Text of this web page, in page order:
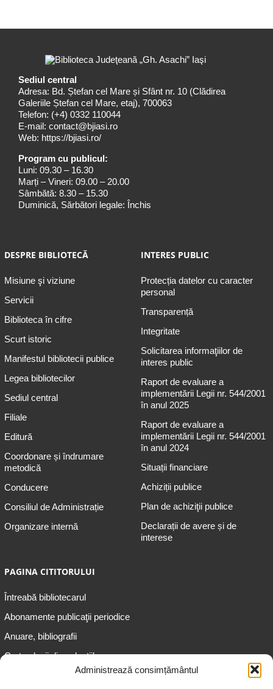
Administrează consimțământul
Sediul central
Adresa: Bd. Ștefan cel Mare și Sfânt nr. 10 (Clădirea
Galeriile Ștefan cel Mare, etaj), 700063
Telefon: (+4) 0332 110044
E-mail: contact@bjiasi.ro
Web: https://bjiasi.ro/
Program cu publicul:
Luni: 09.30 – 16.30
Marți – Vineri: 09.00 – 20.00
Sâmbătă: 8.30 – 15.30
Duminică, Sărbători legale: Închis
DESPRE BIBLIOTECĂ
Misiune şi viziune
Servicii
Biblioteca în cifre
Scurt istoric
Manifestul bibliotecii publice
Legea bibliotecilor
Sediul central
Filiale
Editură
Coordonare și îndrumare
metodică
Conducere
Consiliul de Administrație
Organizare internă
INTERES PUBLIC
Protecția datelor cu caracter
personal
Transparență
Integritate
Solicitarea informaţiilor de
interes public
Raport de evaluare a
implementării Legii nr. 544/2001
în anul 2025
Raport de evaluare a
implementării Legii nr. 544/2001
în anul 2024
Situații financiare
Achiziții publice
Plan de achiziţii publice
Declarații de avere și de
interese
PAGINA CITITORULUI
Întreabă bibliotecarul
Abonamente publicaţii periodice
Anuare, bibliografii
Cartea lunii din colecțiile